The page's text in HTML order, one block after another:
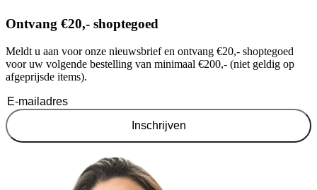
Ontvang €20,- shoptegoed
Meldt u aan voor onze nieuwsbrief en ontvang €20,- shoptegoed
voor uw volgende bestelling van minimaal €200,- (niet geldig op
afgeprijsde items).
Inschrijven